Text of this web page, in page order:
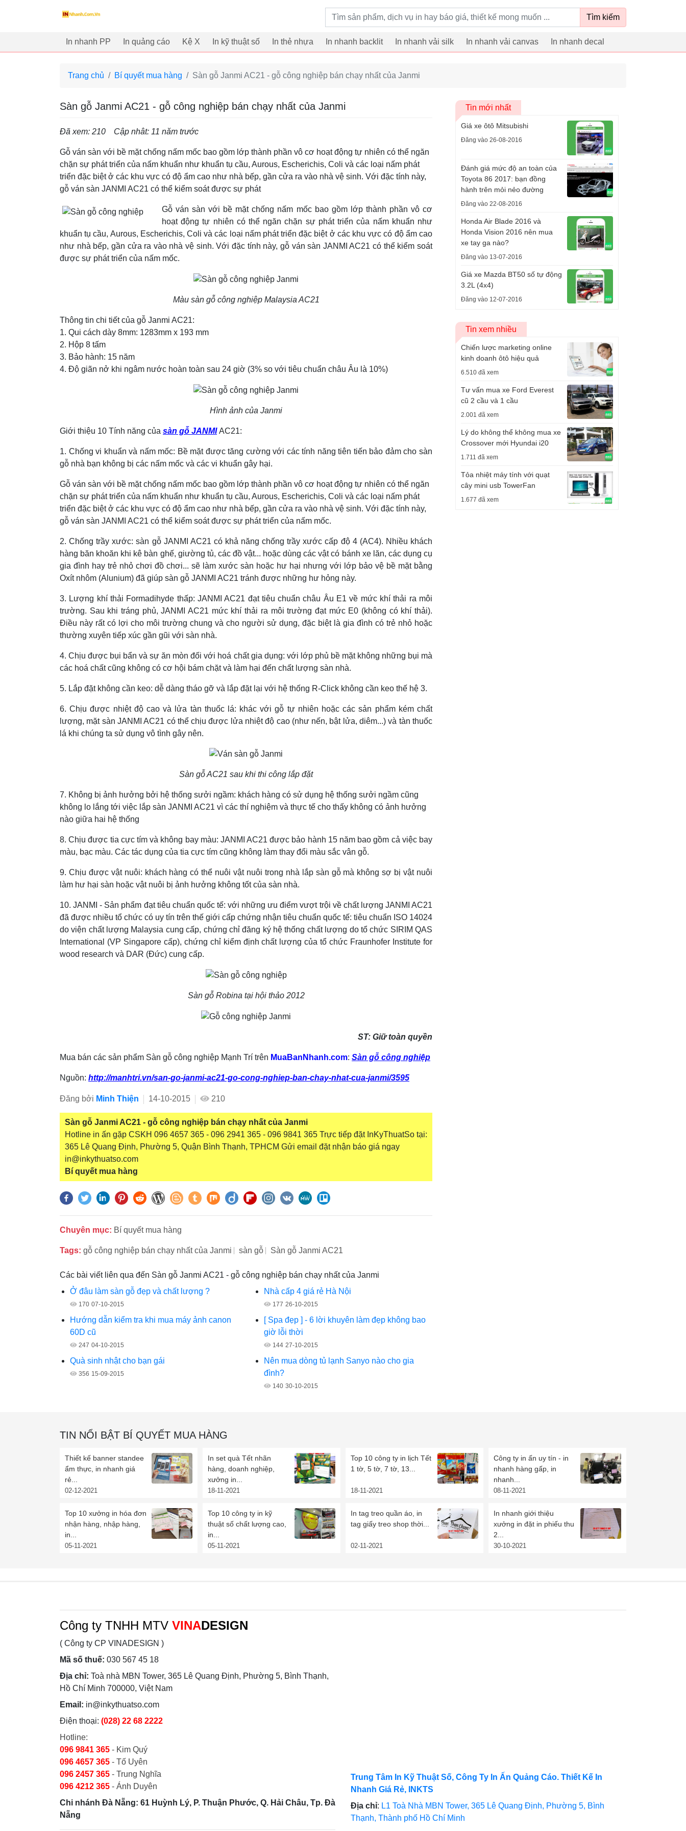
innhanh.com.vn Từ khoá tìm kiếm Tìm kiếm
In nhanh PP In quảng cáo Kệ X In kỹ thuật số In thẻ nhựa In nhanh backlit In nhanh vải silk In nhanh vải canvas In nhanh decal
Trang chủ Bí quyết mua hàng Sàn gỗ Janmi AC21 - gỗ công nghiệp bán chạy nhất của Janmi
Sàn gỗ Janmi AC21 - gỗ công nghiệp bán chạy nhất của Janmi
Đã xem: 210 Cập nhât: 11 năm trước
Gỗ ván sàn với bề mặt chống nấm mốc bao gồm lớp thành phần vô cơ hoạt động tự nhiên có thể ngăn
chặn sự phát triển của nấm khuẩn như khuẩn tụ cầu, Aurous, Escherichis, Coli và các loại nấm phát
triển đặc biệt ở các khu vực có độ ẩm cao như nhà bếp, gần cửa ra vào nhà vệ sinh. Với đặc tính này,
gỗ ván sàn JANMI AC21 có thể kiểm soát được sự phát
Gỗ ván sàn với bề mặt chống nấm mốc bao gồm lớp thành phần vô cơ
hoạt động tự nhiên có thể ngăn chặn sự phát triển của nấm khuẩn như
khuẩn tụ cầu, Aurous, Escherichis, Coli và các loại nấm phát triển đặc biệt ở các khu vực có độ ẩm cao
như nhà bếp, gần cửa ra vào nhà vệ sinh. Với đặc tính này, gỗ ván sàn JANMI AC21 có thể kiểm soát
được sự phát triển của nấm mốc.
Màu sàn gỗ công nghiệp Malaysia AC21
Thông tin chi tiết của gỗ Janmi AC21:
1. Qui cách dày 8mm: 1283mm x 193 mm
2. Hộp 8 tấm
3. Bảo hành: 15 năm
4. Độ giãn nở khi ngâm nước hoàn toàn sau 24 giờ (3% so với tiêu chuẩn châu Âu là 10%)
Hình ảnh của Janmi
Giới thiệu 10 Tính năng của sàn gỗ JANMIAC21:
1. Chống vi khuẩn và nấm mốc: Bề mặt được tăng cường với các tính năng tiên tiến bảo đảm cho sàn
gỗ nhà bạn không bị các nấm mốc và các vi khuẩn gây hại.
Gỗ ván sàn với bề mặt chống nấm mốc bao gồm lớp thành phần vô cơ hoạt động tự nhiên có thể ngăn
chặn sự phát triển của nấm khuẩn như khuẩn tụ cầu, Aurous, Escherichis, Coli và các loại nấm phát
triển đặc biệt ở các khu vực có độ ẩm cao như nhà bếp, gần cửa ra vào nhà vệ sinh. Với đặc tính này,
gỗ ván sàn JANMI AC21 có thể kiểm soát được sự phát triển của nấm mốc.
2. Chống trầy xước: sàn gỗ JANMI AC21 có khả năng chống trầy xước cấp độ 4 (AC4). Nhiều khách
hàng băn khoăn khi kê bàn ghế, giường tủ, các đồ vật... hoặc dùng các vật có bánh xe lăn, các dụng cụ
gia đình hay trẻ nhỏ chơi đồ chơi... sẽ làm xước sàn hoặc hư hại nhưng với lớp bảo vệ bề mặt bằng
Oxít nhôm (Alunium) đã giúp sàn gỗ JANMI AC21 tránh được những hư hỏng này.
3. Lượng khí thải Formadihyde thấp: JANMI AC21 đạt tiêu chuẩn châu Âu E1 về mức khí thải ra môi
trường. Sau khi tráng phủ, JANMI AC21 mức khí thải ra môi trường đạt mức E0 (không có khí thải).
Điều này rất có lợi cho môi trường chung và cho người sử dụng, đặc biệt là gia đình có trẻ nhỏ hoặc
thường xuyên tiếp xúc gần gũi với sàn nhà.
4. Chịu được bụi bẩn và sự ăn mòn đối với hoá chất gia dụng: với lớp phủ bề mặt không những bụi mà
các hoá chất cũng không có cơ hội bám chặt và làm hại đến chất lượng sàn nhà.
5. Lắp đặt không cần keo: dễ dàng tháo gỡ và lắp đặt lại với hệ thống R-Click không cần keo thế hệ 3.
6. Chịu được nhiệt độ cao và lửa tàn thuốc lá: khác với gỗ tự nhiên hoặc các sản phẩm kém chất
lượng, mặt sàn JANMI AC21 có thể chịu được lửa nhiệt độ cao (như nến, bật lửa, diêm...) và tàn thuốc
lá khi chúng ta sử dụng vô tình gây nên.
Sàn gỗ AC21 sau khi thi công lắp đặt
7. Không bị ảnh hưởng bởi hệ thống sưởi ngầm: khách hàng có sử dụng hệ thống sưởi ngầm cũng
không lo lắng tới việc lắp sàn JANMI AC21 vì các thí nghiệm và thực tế cho thấy không có ảnh hưởng
nào giữa hai hệ thống
8. Chịu được tia cực tím và không bay màu: JANMI AC21 được bảo hành 15 năm bao gồm cả việc bay
màu, bạc màu. Các tác dụng của tia cực tím cũng không làm thay đổi màu sắc vân gỗ.
9. Chịu được vật nuôi: khách hàng có thể nuôi vật nuôi trong nhà lắp sàn gỗ mà không sợ bị vật nuôi
làm hư hại sàn hoặc vật nuôi bị ảnh hưởng không tốt của sàn nhà.
10. JANMI - Sản phẩm đạt tiêu chuẩn quốc tế: với những ưu điểm vượt trội về chất lượng JANMI AC21
đã được nhiều tổ chức có uy tín trên thế giới cấp chứng nhận tiêu chuẩn quốc tế: tiêu chuẩn ISO 14024
do viện chất lượng Malaysia cung cấp, chứng chỉ đăng ký hệ thống chất lượng do tổ chức SIRIM QAS
International (VP Singapore cấp), chứng chỉ kiểm định chất lượng của tổ chức Fraunhofer Institute for
wood research và DAR (Đức) cung cấp.
Sàn gỗ Robina tại hội thảo 2012
ST: Giữ toàn quyền
Mua bán các sản phẩm Sàn gỗ công nghiệp Mạnh Trí trên MuaBanNhanh.com: Sàn gỗ công nghiệp
Nguồn: http://manhtri.vn/san-go-janmi-ac21-go-cong-nghiep-ban-chay-nhat-cua-janmi/3595
Đăng bởi Minh Thiện 14-10-2015 210
Sàn gỗ Janmi AC21 - gỗ công nghiệp bán chạy nhất của Janmi
Hotline in ấn gặp CSKH 096 4657 365 - 096 2941 365 - 096 9841 365 Trực tiếp đặt InKyThuatSo tại:
365 Lê Quang Định, Phường 5, Quận Bình Thạnh, TPHCM Gửi email đặt nhận báo giá ngay
in@inkythuatso.com
Bí quyết mua hàng
Chuyên mục: Bí quyết mua hàng
Tags: gỗ công nghiệp bán chạy nhất của Janmi sàn gỗ Sàn gỗ Janmi AC21
Các bài viết liên qua đến Sàn gỗ Janmi AC21 - gỗ công nghiệp bán chạy nhất của Janmi
Ở đâu làm sàn gỗ đẹp và chất lượng ?
170 07-10-2015
Hướng dẫn kiểm tra khi mua máy ảnh canon
60D cũ
247 04-10-2015
Quà sinh nhật cho bạn gái
356 15-09-2015
Nhà cấp 4 giá rẻ Hà Nội
177 26-10-2015
[ Spa đẹp ] - 6 lời khuyên làm đẹp không bao
giờ lỗi thời
144 27-10-2015
Nên mua dòng tủ lạnh Sanyo nào cho gia
đình?
140 30-10-2015
Tin mới nhất
Giá xe ôtô Mitsubishi
Đăng vào 26-08-2016
Đánh giá mức độ an toàn của
Toyota 86 2017: bạn đồng
hành trên mỏi nẻo đường
Đăng vào 22-08-2016
Honda Air Blade 2016 và
Honda Vision 2016 nên mua
xe tay ga nào?
Đăng vào 13-07-2016
Giá xe Mazda BT50 số tự động
3.2L (4x4)
Đăng vào 12-07-2016
Tin xem nhiều
Chiến lược marketing online
kinh doanh ôtô hiệu quả
6.510 đã xem
Tư vấn mua xe Ford Everest
cũ 2 cầu và 1 cầu
2.001 đã xem
Lý do không thể không mua xe
Crossover mới Hyundai i20
1.711 đã xem
Tỏa nhiệt máy tính với quạt
cây mini usb TowerFan
1.677 đã xem
TIN NỔI BẬT BÍ QUYẾT MUA HÀNG
Thiết kế banner standee
ẩm thực, in nhanh giá
rẻ...
02-12-2021
In set quà Tết nhãn
hàng, doanh nghiệp,
xưởng in...
18-11-2021
Top 10 công ty in lịch Tết
1 tờ, 5 tờ, 7 tờ, 13...
18-11-2021
Công ty in ấn uy tín - in
nhanh hàng gấp, in
nhanh...
08-11-2021
Top 10 xưởng in hóa đơn
nhận hàng, nhập hàng,
in...
05-11-2021
Top 10 công ty in kỹ
thuật số chất lượng cao,
in...
05-11-2021
In tag treo quần áo, in
tag giấy treo shop thời...
02-11-2021
In nhanh giới thiệu
xưởng in đặt in phiếu thu
2...
30-10-2021
Công ty TNHH MTV VINADESIGN
( Công ty CP VINADESIGN )
Mã số thuế: 030 567 45 18
Địa chỉ: Toà nhà MBN Tower, 365 Lê Quang Định, Phường 5, Bình Thạnh,
Hồ Chí Minh 700000, Việt Nam
Email: in@inkythuatso.com
Điện thoại: (028) 22 68 2222
Hotline:
096 9841 365 - Kim Quý
096 4657 365 - Tố Uyên
096 2457 365 - Trung Nghĩa
096 4212 365 - Ánh Duyên
Chi nhánh Đà Nẵng: 61 Huỳnh Lý, P. Thuận Phước, Q. Hải Châu, Tp. Đà
Nẵng
Trung Tâm In Kỹ Thuật Số, Công Ty In Ấn Quảng Cáo. Thiết Kế In
Nhanh Giá Rẻ, INKTS
Địa chỉ: L1 Toà Nhà MBN Tower, 365 Lê Quang Định, Phường 5, Bình
Thạnh, Thành phố Hồ Chí Minh